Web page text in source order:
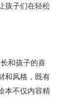
孩子们在轻松
和孩子的喜
和风格，既有
本不仅内容精